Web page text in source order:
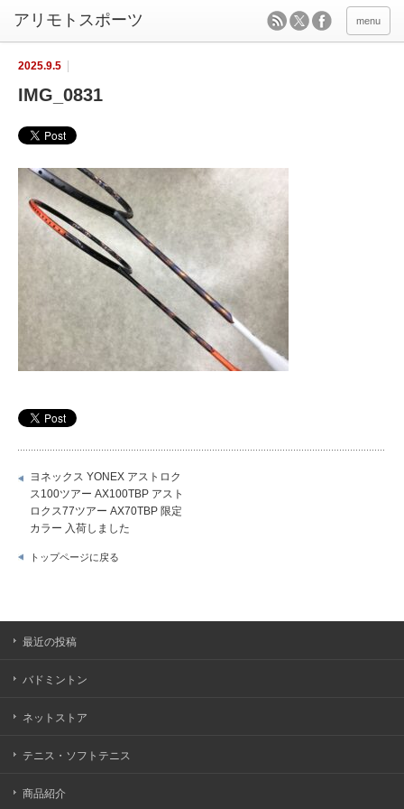
menu
2025.9.5
IMG_0831
ヨネックス YONEX アストロク
ス100ツアー AX100TBP アスト
ロクス77ツアー AX70TBP 限定
カラー 入荷しました
トップページに戻る
最近の投稿
バドミントン
ネットストア
テニス・ソフトテニス
商品紹介